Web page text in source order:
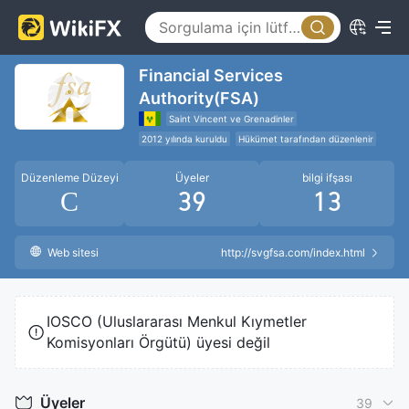
Financial Services
Authority(FSA)
Saint Vincent ve Grenadinler
2012 yılında kuruldu
Hükümet tarafından düzenlenir
Düzenleme Düzeyi
C
Üyeler
39
bilgi ifşası
13
Web sitesi http://svgfsa.com/index.html
IOSCO (Uluslararası Menkul Kıymetler
Komisyonları Örgütü) üyesi değil
Üyeler 39